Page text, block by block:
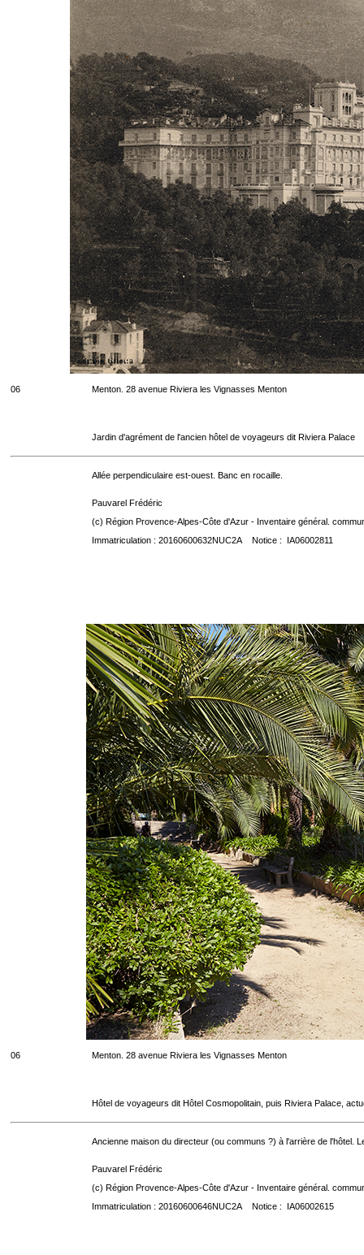
06 Menton. 28 avenue Riviera les Vignasses Menton
Jardin d'agrément de l'ancien hôtel de voyageurs dit Riviera Palace
Allée perpendiculaire est-ouest. Banc en rocaille.
Pauvarel Frédéric
(c) Région Provence-Alpes-Côte d'Azur - Inventaire général.
Immatriculation : 20160600632NUC2A Notice : IA06002811
06 Menton. 28 avenue Riviera les Vignasses Menton
Hôtel de voyageurs dit Hôtel Cosmopolitain, puis Riviera Palace,
Ancienne maison du directeur (ou communs ?) à l'arrière de l'hôtel.
Pauvarel Frédéric
(c) Région Provence-Alpes-Côte d'Azur - Inventaire général.
Immatriculation : 20160600646NUC2A Notice : IA06002615